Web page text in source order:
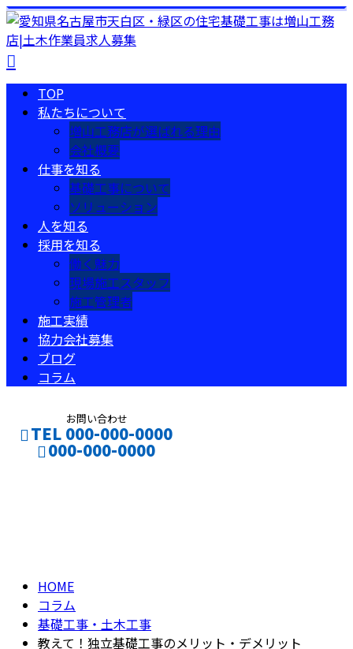
TOP
私たちについて
増山工務店が選ばれる理由
会社概要
仕事を知る
基礎工事について
ソリューション
人を知る
採用を知る
働く魅力
現場施工スタッフ
施工管理者
施工実績
協力会社募集
ブログ
コラム
お問い合わせ
TEL 000-000-0000
000-000-0000
HOME
コラム
基礎工事・土木工事
教えて！独立基礎工事のメリット・デメリット